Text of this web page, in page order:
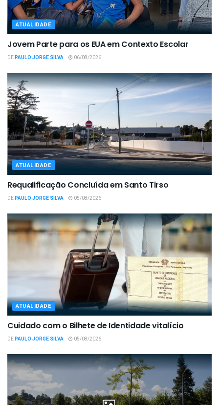
ATUALIDADE
Jovem Parte para os EUA em Contexto Escolar
DEPAULO JORGE SILVA 06/08/2026
ATUALIDADE
Requalificação Concluída em Santo Tirso
DEPAULO JORGE SILVA 05/08/2026
ATUALIDADE
Cuidado com o Bilhete de Identidade vitalício
DEPAULO JORGE SILVA 05/08/2026